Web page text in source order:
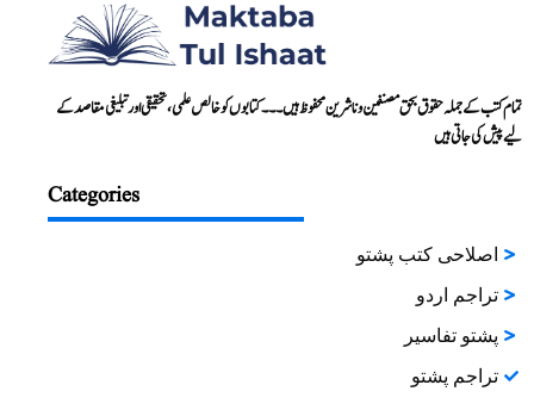
تمام کتب کے جملہ حقوق بحق مصنفین و ناشرین محفوظ ہیں۔۔۔ کتابوں کو خالص علمی، تحقیقی اور تبلیغی مقاصد کے
لیے پیش کی جاتی ہیں
Categories
اصلاحی کتب پشتو
تراجم اردو
پشتو تفاسیر
تراجم پشتو